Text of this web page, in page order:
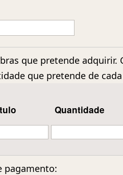
que pretende adquirir.
que pretende de
Quantidade
pagamento: